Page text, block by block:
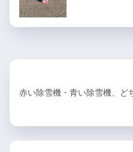
赤い除雪機・青い除雪機、ど